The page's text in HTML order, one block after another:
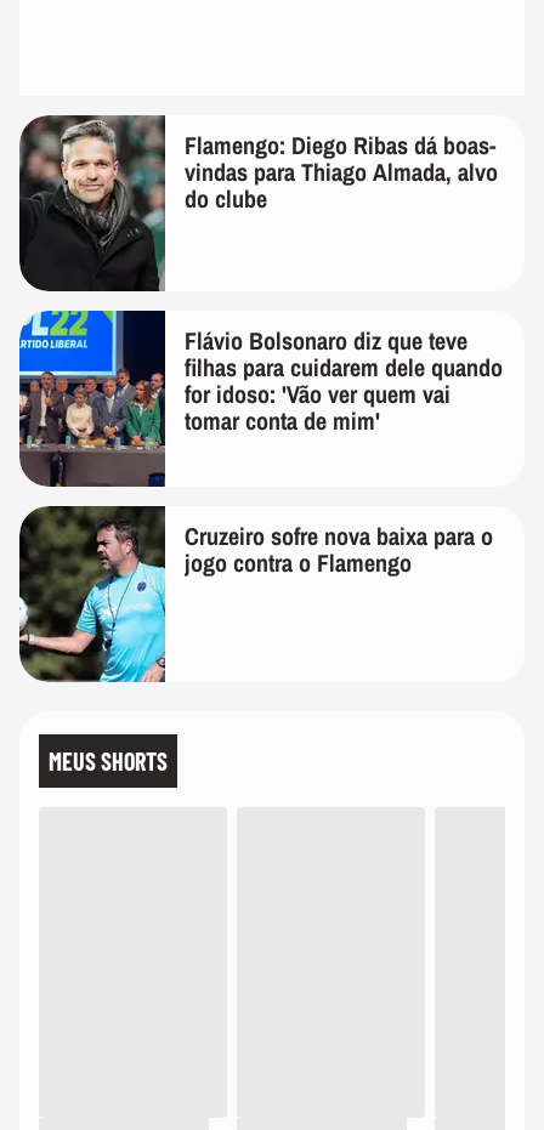
Flamengo: Diego Ribas dá boas-
vindas para Thiago Almada, alvo
do clube
Flávio Bolsonaro diz que teve
filhas para cuidarem dele quando
for idoso: 'Vão ver quem vai
tomar conta de mim'
Cruzeiro sofre nova baixa para o
jogo contra o Flamengo
MEUS SHORTS